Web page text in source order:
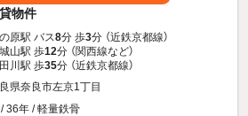
物件
原駅 バス8分 歩3分 （近鉄京都線）
山駅 歩12分 （関西線など）
川駅 歩35分 （近鉄京都線）
県奈良市左京1丁目
36年 / 軽量鉄骨